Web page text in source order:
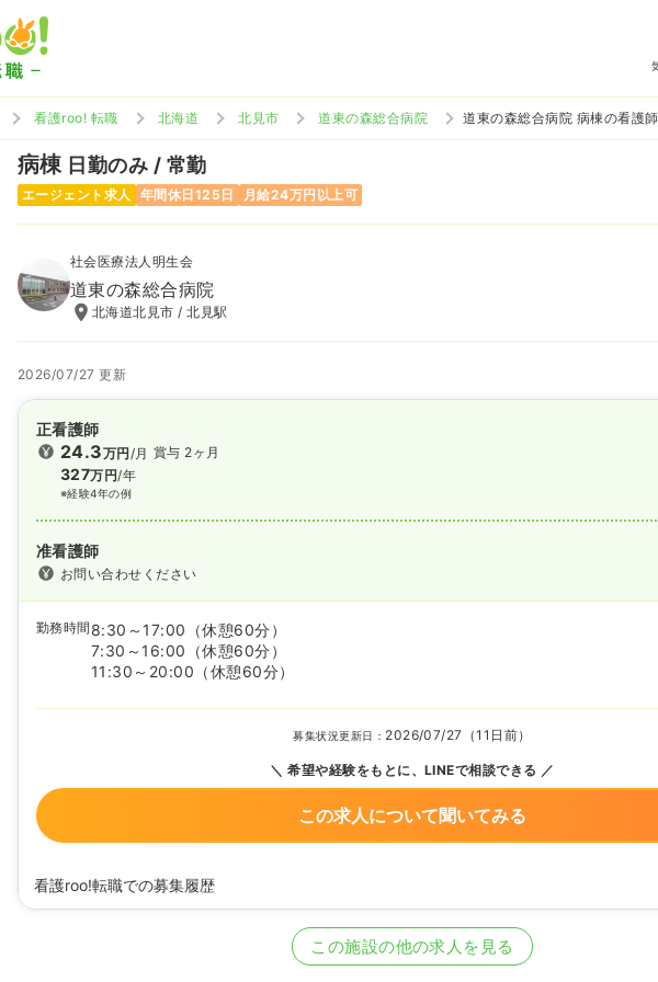
看護roo! 転職 北海道 北見市 道東の森総合病院 道東の森総合病院 病棟の看護
病棟 日勤のみ / 常勤
エージェント求人 年間休日125日 月給24万円以上可
社会医療法人明生会
道東の森総合病院
北海道北見市 / 北見駅
2026/07/27 更新
正看護師
24.3万円/月
327万円/年
※経験4年の例
賞与 2ヶ月
准看護師
お問い合わせください
勤務時間 8:30～17:00
（休憩60分）
7:30～16:00
（休憩60分）
11:30～20:00 （休憩60分）
募集状況更新日： 2026/07/27（11日前）
希望や経験をもとに、LINEで相談できる
この求人について聞いてみる
看護roo!転職での募集履歴
この施設の他の求人を見る